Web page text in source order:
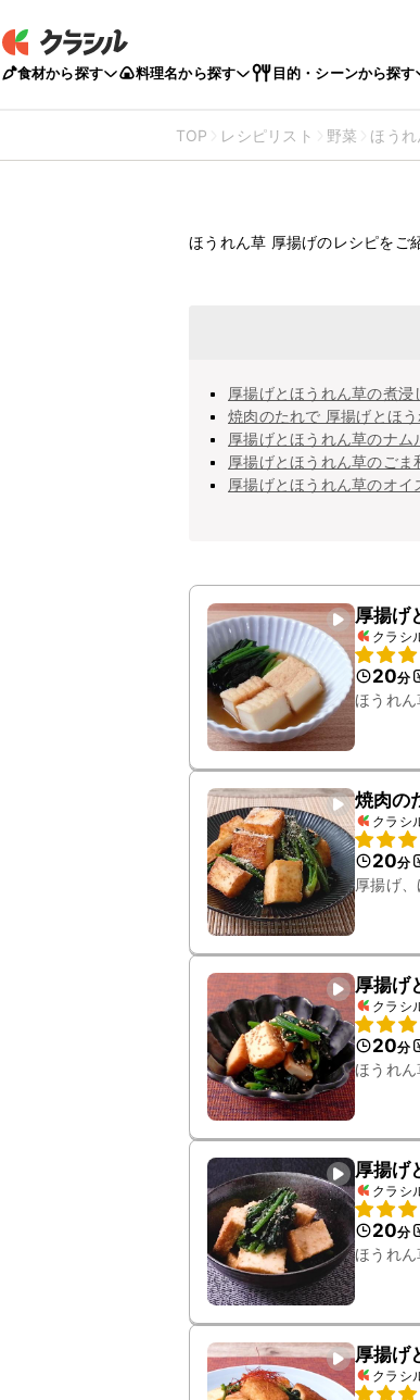
食材から探す 料理名から探す 目的・シーンから探す
TOP レシピリスト 野菜 ほう
厚揚
ほうれん草 厚揚げのレシピをご
厚揚げとほうれん草の煮浸
焼肉のたれで 厚揚げとほ
厚揚げとほうれん草のナム
厚揚げとほうれん草のごま
厚揚げとほうれん草のオイ
厚揚げ
クラシ
20分
ほうれ
焼肉の
クラシ
20分
厚揚げ
厚揚げ
クラシ
20分
ほうれ
厚揚げ
クラシ
20分
ほうれ
厚揚げ
クラシ